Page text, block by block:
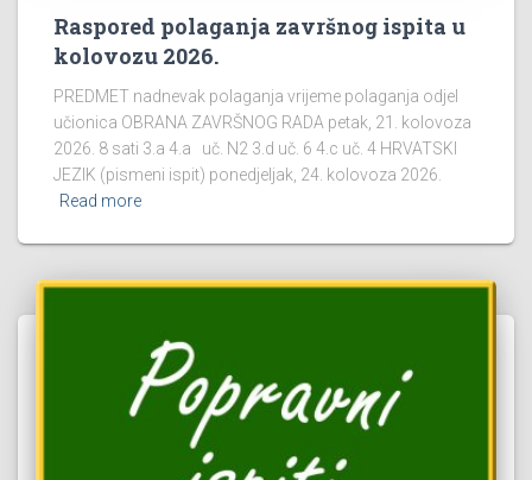
Raspored polaganja završnog ispita u
kolovozu 2026.
PREDMET nadnevak polaganja vrijeme polaganja odjel
učionica OBRANA ZAVRŠNOG RADA petak, 21. kolovoza
2026. 8 sati 3.a 4.a uč. N2 3.d uč. 6 4.c uč. 4 HRVATSKI
JEZIK (pismeni ispit) ponedjeljak, 24. kolovoza 2026.
Read more